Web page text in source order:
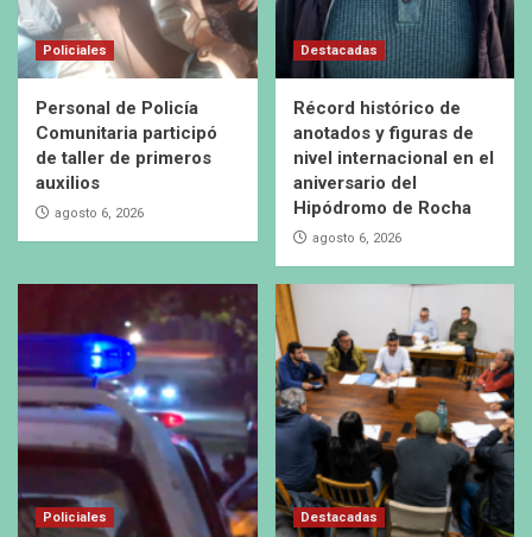
Policiales
Personal de Policía
Comunitaria participó
de taller de primeros
auxilios
agosto 6, 2026
Destacadas
Récord histórico de
anotados y figuras de
nivel internacional en el
aniversario del
Hipódromo de Rocha
agosto 6, 2026
Policiales Destacadas